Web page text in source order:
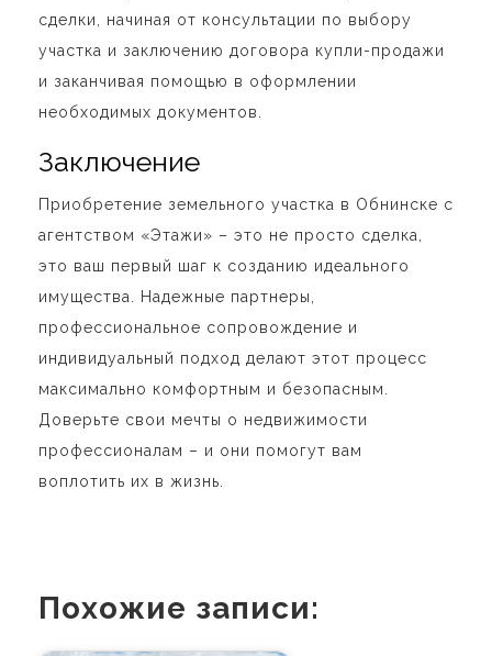
сделки, начиная от консультации по выбору
участка и заключению договора купли-продажи
и заканчивая помощью в оформлении
необходимых документов.
Заключение
Приобретение земельного участка в Обнинске с
агентством «Этажи» – это не просто сделка,
это ваш первый шаг к созданию идеального
имущества. Надежные партнеры,
профессиональное сопровождение и
индивидуальный подход делают этот процесс
максимально комфортным и безопасным.
Доверьте свои мечты о недвижимости
профессионалам – и они помогут вам
воплотить их в жизнь.
Похожие записи: